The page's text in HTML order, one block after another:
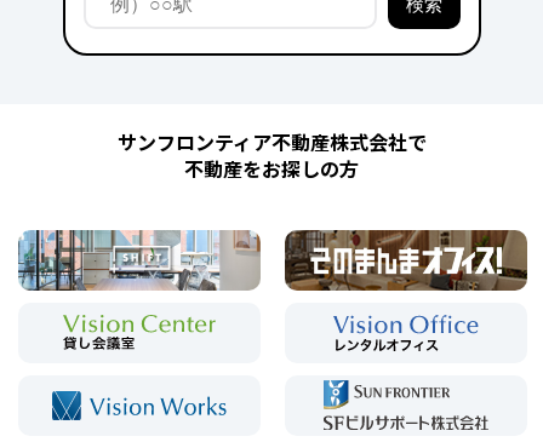
サンフロンティア不動産株式会社で
不動産をお探しの方